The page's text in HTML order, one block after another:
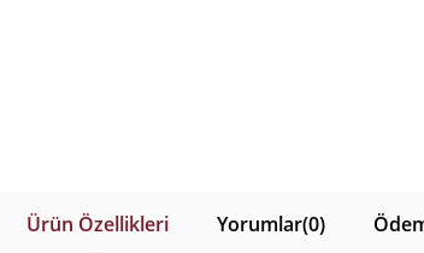
Ürün Özellikleri Yorumlar(0)